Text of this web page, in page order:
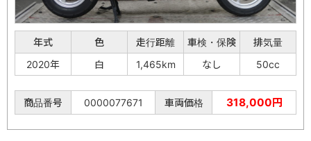
年式 色 走行距離 車検・保険
排気量
2020年
白 1,465km なし 50cc
商品番号 0000077671 車両価格 318,000円